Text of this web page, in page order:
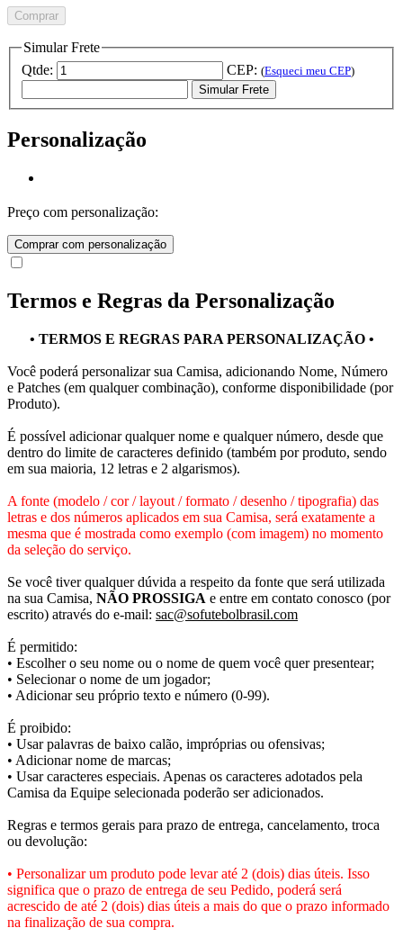
Comprar
Simular Frete
Qtde:
CEP: (Esqueci meu CEP)
Simular Frete
Personalização
Preço com personalização:
Comprar com personalização
Termos e Regras da Personalização
• TERMOS E REGRAS PARA PERSONALIZAÇÃO •
Você poderá personalizar sua Camisa, adicionando Nome, Número
e Patches (em qualquer combinação), conforme disponibilidade (por
Produto).
É possível adicionar qualquer nome e qualquer número, desde que
dentro do limite de caracteres definido (também por produto, sendo
em sua maioria, 12 letras e 2 algarismos).
A fonte (modelo / cor / layout / formato / desenho / tipografia) das
letras e dos números aplicados em sua Camisa, será exatamente a
mesma que é mostrada como exemplo (com imagem) no momento
da seleção do serviço.
Se você tiver qualquer dúvida a respeito da fonte que será utilizada
na sua Camisa, NÃO PROSSIGA e entre em contato conosco (por
escrito) através do e-mail: sac@sofutebolbrasil.com
É permitido:
• Escolher o seu nome ou o nome de quem você quer presentear;
• Selecionar o nome de um jogador;
• Adicionar seu próprio texto e número (0-99).
É proibido:
• Usar palavras de baixo calão, impróprias ou ofensivas;
• Adicionar nome de marcas;
• Usar caracteres especiais. Apenas os caracteres adotados pela
Camisa da Equipe selecionada poderão ser adicionados.
Regras e termos gerais para prazo de entrega, cancelamento, troca
ou devolução:
• Personalizar um produto pode levar até 2 (dois) dias úteis. Isso
significa que o prazo de entrega de seu Pedido, poderá será
acrescido de até 2 (dois) dias úteis a mais do que o prazo informado
na finalização de sua compra.